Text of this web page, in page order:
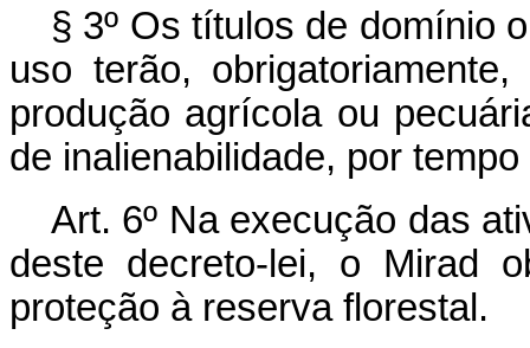
§ 3º Os títulos de domínio
uso terão,
produção agrícola ou
de inalienabilidade, por
Art. 6º Na execução das
deste decreto-lei, o Mirad
proteção à reserva florestal.